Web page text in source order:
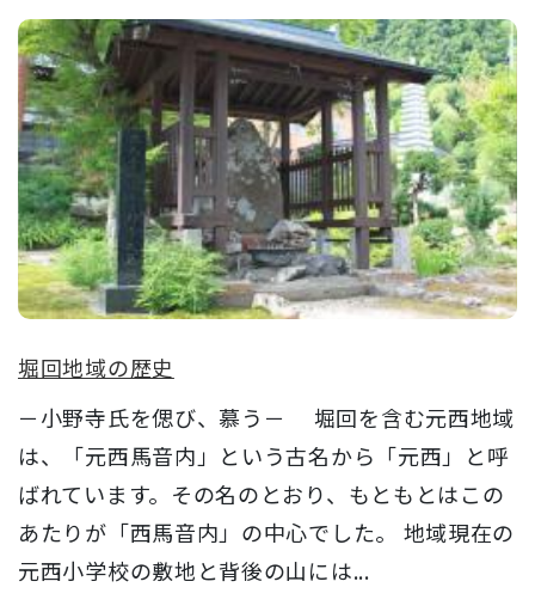
堀回地域の歴史
－小野寺氏を偲び、慕う－ 堀回を含む元西地域
は、「元西馬音内」という古名から「元西」と呼
ばれています。その名のとおり、もともとはこの
あたりが「西馬音内」の中心でした。 地域現在の
元西小学校の敷地と背後の山には...